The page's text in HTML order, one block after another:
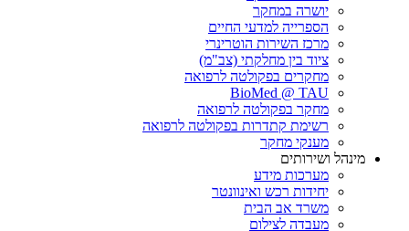
יושרה במחקר
הספרייה למדעי החיים
מרכז השירות הוטרינרי
ציוד בין מחלקתי (צב"מ)
מחקרים בפקולטה לרפואה
BioMed @ TAU
מחקר בפקולטה לרפואה
רשימת קתדרות בפקולטה לרפואה
מענקי מחקר
מינהל ושירותים
מערכות מידע
יחידות רכש ואינוונטר
משרד אב הבית
מעבדה לצילום